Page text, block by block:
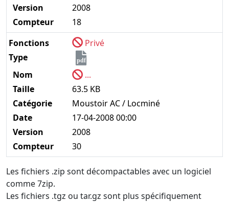
Version
2008
Compteur
18
Fonctions
Privé
Type
pdf
Nom
...
Taille
63.5 KB
Catégorie
Moustoir AC / Locminé
Date
17-04-2008 00:00
Version
2008
Compteur
30
Les fichiers .zip sont décompactables avec un logiciel
comme 7zip.
Les fichiers .tgz ou tar.gz sont plus spécifiquement